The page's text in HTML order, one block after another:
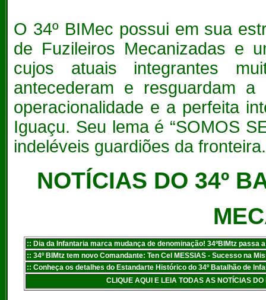
O 34º BIMec possui em sua
de Fuzileiros Mecanizadas e
cujos atuais integrantes
antecederam e resguardam
operacionalidade e a perfeita
Iguaçu. Seu lema é “SOMOS
indeléveis guardiões da fronteira.
NOTÍCIAS DO 34º
:: Dia da Infantaria marca mudança de denominação! 34ºBIMtz passa
:: 34º BIMtz tem novo Comandante: Ten Cel MESSIAS - Sucesso na
:: Conheça os detalhes do Estandarte Histórico do 34º Batalhão de
CLIQUE AQUI E LEIA TODAS AS NOTÍCIAS